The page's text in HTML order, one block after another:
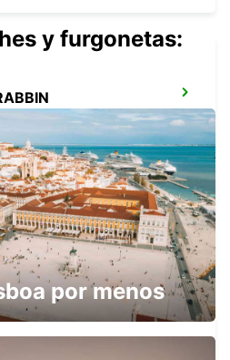
y furgonetas:
por menos